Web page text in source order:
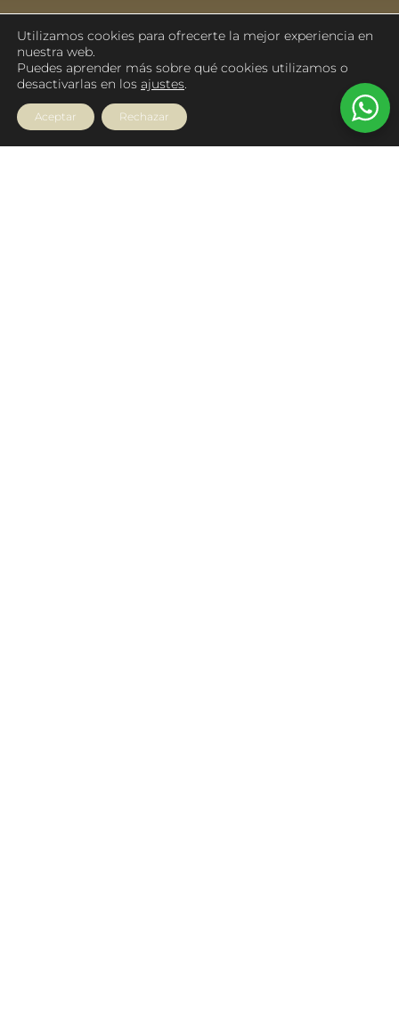
además, por estar actualizado en los últimos
tratamientos y tecnologías y comparte sus
experiencias con profesionales del sector a través
decongresosycursos
que se organiza por toda la
geografía de España y Portugal.
Utilizamos cookies para ofrecerte la mejor experiencia en
nuestra web.
Puedes aprender más sobre qué cookies utilizamos o
desactivarlas en los ajustes.
Aceptar Rechazar